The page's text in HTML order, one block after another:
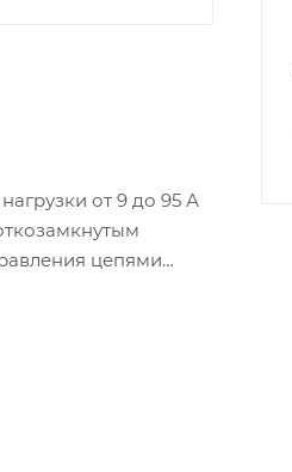
от 9 до 95 А
цепями